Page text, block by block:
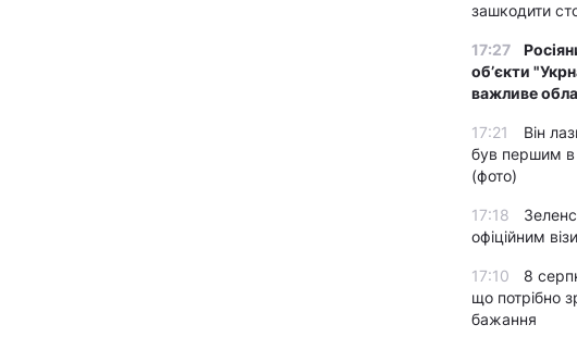
зашкодити
17:27
обʼєкти
важливе
17:21
Він
був першим в
(фото)
17:18
офіційним
17:10
8
що потрібно
бажання